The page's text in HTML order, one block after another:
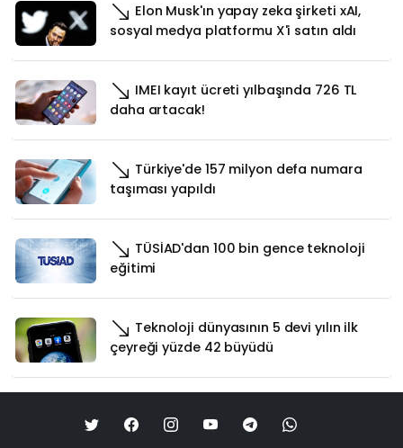
Elon Musk'ın yapay zeka şirketi xAI,
sosyal medya platformu X'i satın aldı
IMEI kayıt ücreti yılbaşında 726 TL
daha artacak!
Türkiye'de 157 milyon defa numara
taşıması yapıldı
TÜSİAD'dan 100 bin gence teknoloji
eğitimi
Teknoloji dünyasının 5 devi yılın ilk
çeyreği yüzde 42 büyüdü